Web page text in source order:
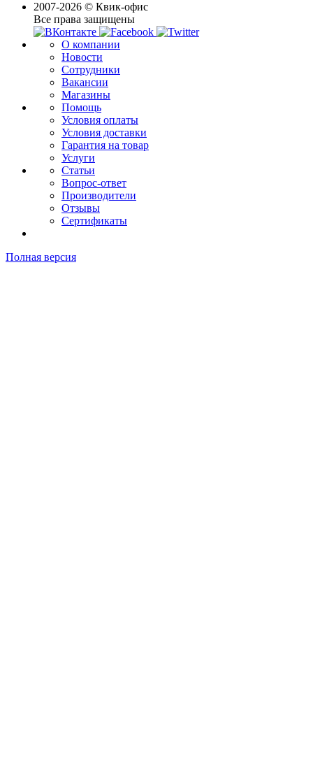
2007-2026 © Квик-офис
Все права защищены
О компании
Новости
Сотрудники
Вакансии
Магазины
Помощь
Условия оплаты
Условия доставки
Гарантия на товар
Услуги
Статьи
Вопрос-ответ
Производители
Отзывы
Сертификаты
Полная версия